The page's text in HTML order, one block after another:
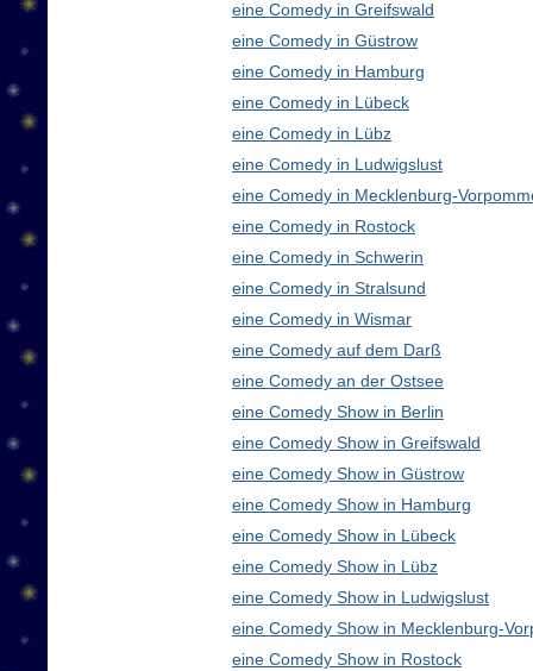
eine Comedy in Greifswald
eine Comedy in Güstrow
eine Comedy in Hamburg
eine Comedy in Lübeck
eine Comedy in Lübz
eine Comedy in Ludwigslust
eine Comedy in Mecklenburg-
eine Comedy in Rostock
eine Comedy in Schwerin
eine Comedy in Stralsund
eine Comedy in Wismar
eine Comedy auf dem Darß
eine Comedy an der Ostsee
eine Comedy Show in Berlin
eine Comedy Show in Greifswald
eine Comedy Show in Güstrow
eine Comedy Show in Hamburg
eine Comedy Show in Lübeck
eine Comedy Show in Lübz
eine Comedy Show in Ludwigslust
eine Comedy Show in Mecklenburg-
eine Comedy Show in Rostock